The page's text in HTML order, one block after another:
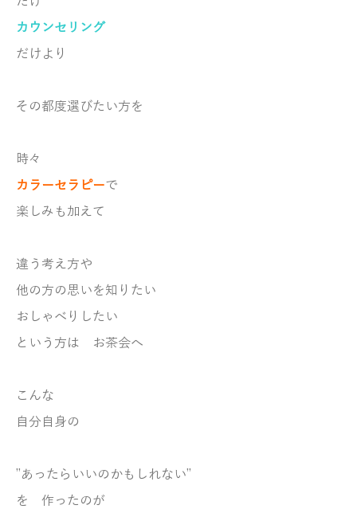
カウンセリング
だけ より
その都度選びたい方を
時々
カラーセラピーで
楽しみも加えて
違う考え方や
他の方の思いを知りたい
おしゃべりしたい
という方は
お茶会へ
こんな
自分自身の
”あったらいいのかもしれない”
を 作ったのが